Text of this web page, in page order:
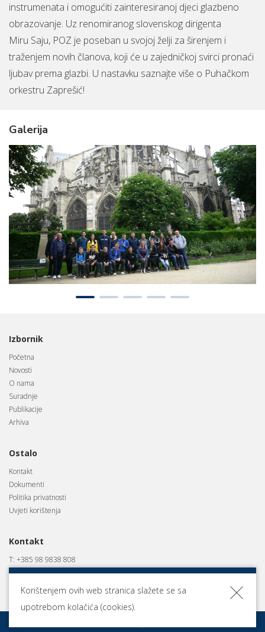
instrumenata i omogućiti zainteresiranoj djeci glazbeno
obrazovanje. Uz renomiranog slovenskog dirigenta
Miru Saju, POZ je poseban u svojoj želji za širenjem i
traženjem novih članova, koji će u zajedničkoj svirci pronaći
ljubav prema glazbi. U nastavku saznajte više o Puhačkom
orkestru Zaprešić!
Galerija
Izbornik
Početna
Novosti
O nama
Suradnje
Publikacije
Arhiva
Ostalo
Kontakt
Dokumenti
Politika privatnosti
Uvjeti korištenja
Kontakt
T: +385 98 9838 808
E: pozapresic@gmail.com
A: Trg žrtava fašizma 1, 10 290 Zaprešić
Korištenjem ovih web stranica slažete se sa
upotrebom kolačića (cookies).